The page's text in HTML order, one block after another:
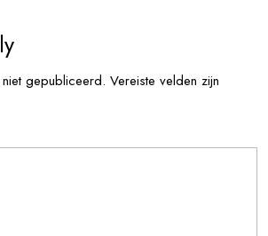
gepubliceerd. Vereiste velden zijn